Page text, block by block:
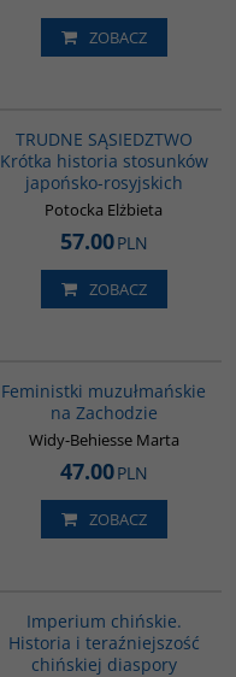
ZOBACZ
TRUDNE SĄSIEDZTWO
Krótka historia stosunków
japońsko-rosyjskich
Potocka Elżbieta
57.00PLN
ZOBACZ
Feministki muzułmańskie
na Zachodzie
Widy-Behiesse Marta
47.00PLN
ZOBACZ
Imperium chińskie.
Historia i teraźniejszość
chińskiej diaspory